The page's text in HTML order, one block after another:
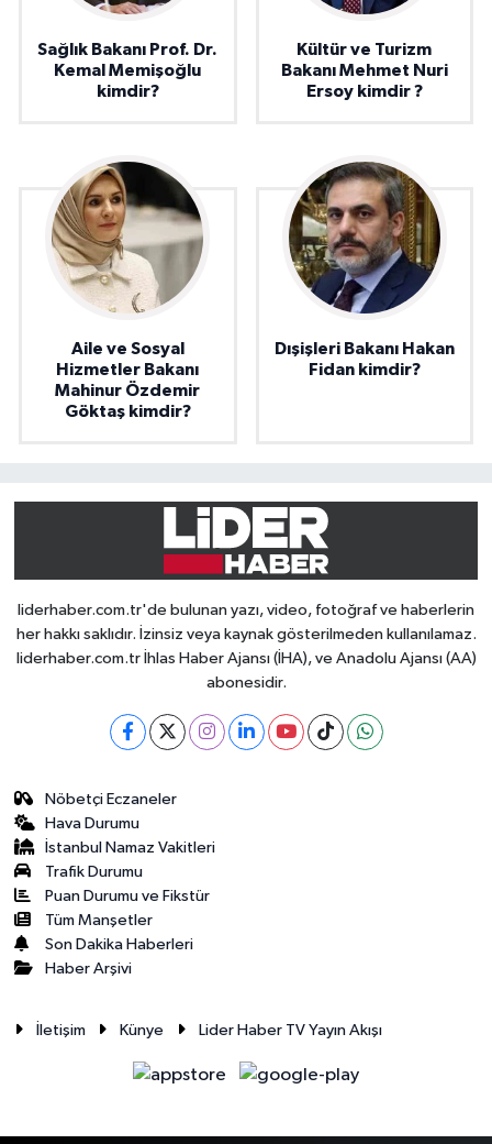
Sağlık Bakanı Prof. Dr.
Kemal Memişoğlu
kimdir?
Kültür ve Turizm
Bakanı Mehmet Nuri
Ersoy kimdir ?
Aile ve Sosyal
Hizmetler Bakanı
Mahinur Özdemir
Göktaş kimdir?
Dışişleri Bakanı Hakan
Fidan kimdir?
liderhaber.com.tr'de bulunan yazı, video, fotoğraf ve haberlerin
her hakkı saklıdır. İzinsiz veya kaynak gösterilmeden kullanılamaz.
liderhaber.com.tr İhlas Haber Ajansı (İHA), ve Anadolu Ajansı (AA)
abonesidir.
Nöbetçi Eczaneler
Hava Durumu
İstanbul Namaz Vakitleri
Trafik Durumu
Puan Durumu ve Fikstür
Tüm Manşetler
Son Dakika Haberleri
Haber Arşivi
İletişim Künye Lider Haber TV Yayın Akışı